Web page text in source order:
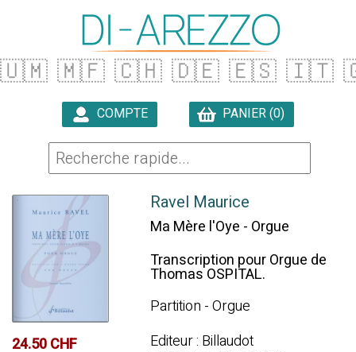
🇺🇲 🇲🇫 🇨🇭 🇩🇪 🇪🇸 🇮🇹
COMPTE PANIER (0)
24.50 CHF
Ravel Maurice
Ma Mère l'Oye - Orgue
Transcription pour Orgue de
Thomas OSPITAL.
Partition - Orgue
Editeur : Billaudot